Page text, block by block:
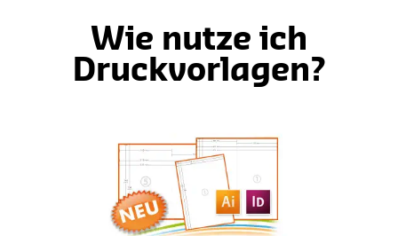
Wie nutze ich
Druckvorlagen?